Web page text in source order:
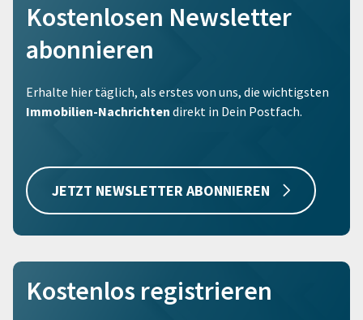
Kostenlosen Newsletter
abonnieren
Erhalte hier täglich, als erstes von uns, die wichtigsten
Immobilien-Nachrichten direkt in Dein Postfach.
JETZT NEWSLETTER ABONNIEREN
Kostenlos registrieren